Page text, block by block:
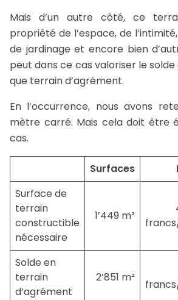
Mais d’un autre côté, ce
propriété de l’espace, de
de jardinage et encore bien
peut dans ce cas valoriser le
que terrain d’agrément.
En l’occurrence, nous avons
mètre carré. Mais cela doit être
cas.
Surfaces
Surface de
terrain
constructible
nécessaire
1’449 m²
Solde en
terrain
d’agrément
2’851 m²